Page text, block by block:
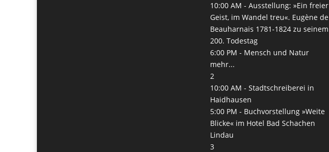
10:00 AM -Ausstellung: »Ein freier
Geist, im Wandel treu«. Eugène de
Beauharnais 1781-1824 zu seinem
200. Todestag
6:00 PM - Mensch und Natur
mehr...
2
10:00 AM -Stadtschreiberei in
Haidhausen
5:00 PM - Buchvorstellung »Weite
Blicke« im Hotel Bad Schachen
Lindau
3